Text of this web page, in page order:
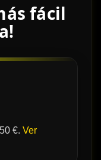
fácil
€. Ver